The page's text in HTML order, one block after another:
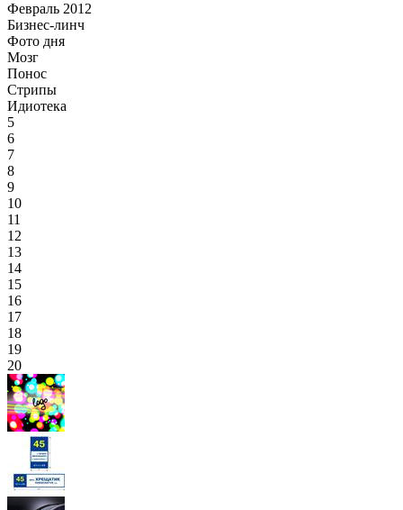
Февраль 2012
Бизнес-линч
Фото дня
Мозг
Понос
Стрипы
Идиотека
5
6
7
8
9
10
11
12
13
14
15
16
17
18
19
20